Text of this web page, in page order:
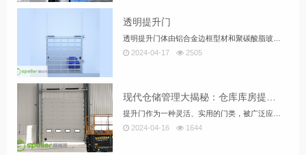
透明提升门
2024-04-17
2505
现代仓储管理大揭秘：仓库库房提升门，你的仓储效率升级神器！
2024-04-16
1644